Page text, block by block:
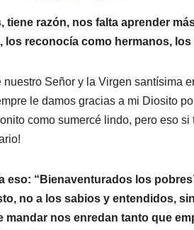
tiene razón, nos falta aprender
los reconocía como hermanos,
nuestro Señor y la Virgen santísima
le damos gracias a mi Diosito
como sumercé lindo, pero eso
eso: “Bienaventurados los
no a los sabios y entendidos,
mandar nos enredan tanto que